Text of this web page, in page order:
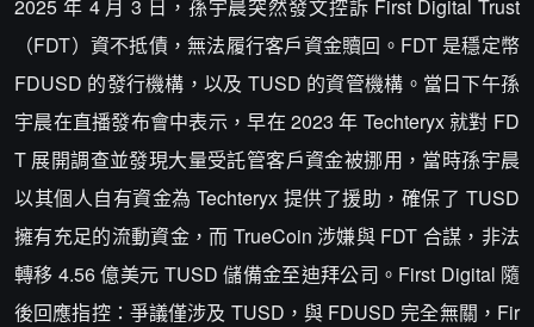
2025 年 4 月 3 日，孫宇晨突然發文控訴 First Digital Trust
（FDT）資不抵債，無法履行客戶資金贖回。FDT 是穩定幣
FDUSD 的發行機構，以及 TUSD 的資管機構。當日下午孫
宇晨在直播發布會中表示，早在 2023 年 Techteryx 就對 FD
T 展開調查並發現大量受託管客戶資金被挪用，當時孫宇晨
以其個人自有資金為 Techteryx 提供了援助，確保了 TUSD
擁有充足的流動資金，而 TrueCoin 涉嫌與 FDT 合謀，非法
轉移 4.56 億美元 TUSD 儲備金至迪拜公司。First Digital 隨
後回應指控：爭議僅涉及 TUSD，與 FDUSD 完全無關，Fir